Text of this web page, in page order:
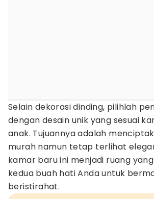
Selain dekorasi dinding, pilihlah
dengan desain unik yang sesuai
anak. Tujuannya adalah
murah namun tetap terlihat
kamar baru ini menjadi ruang
kedua buah hati Anda untuk
beristirahat.